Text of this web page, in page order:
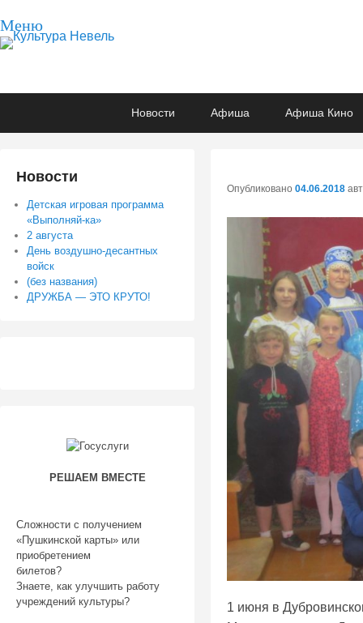
Меню
Культура Невель
Новости Афиша Афиша Кино
Опубликовано 04.06.2018
1 июня в
Новости
Детская игровая программа
«Выполняй-ка»
2 августа
День воздушно-десантных
войск
(без названия)
ДРУЖБА — ЭТО КРУТО!
РЕШАЕМ ВМЕСТЕ
Сложности с получением
«Пушкинской карты» или
приобретением
билетов?
Знаете, как улучшить работу
учреждений культуры?